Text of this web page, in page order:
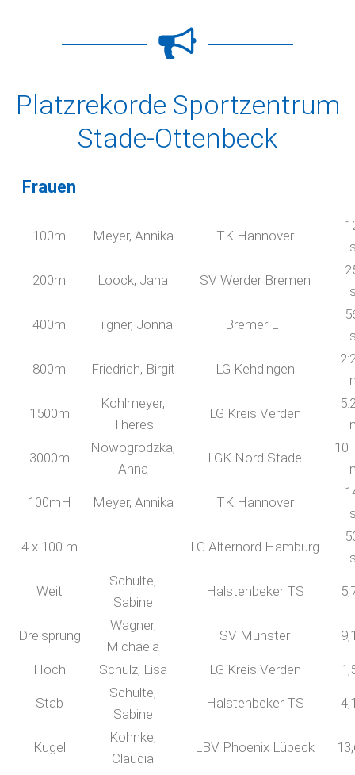
Platzrekorde Sportzentrum
Stade-Ottenbeck
Frauen
100m Meyer, Annika TK Hannover
200m Loock, Jana SV Werder Bremen
400m Tilgner, Jonna Bremer LT
800m Friedrich, Birgit LG Kehdingen
1500m
Kohlmeyer,
Theres
LG Kreis Verden
3000m
Nowogrodzka,
Anna
LGK Nord Stade
10
100mH Meyer, Annika TK Hannover
4 x 100 m LG Alternord Hamburg
Weit
Schulte,
Sabine
Halstenbeker TS
Dreisprung
Wagner,
Michaela
SV Munster
Hoch Schulz, Lisa LG Kreis Verden
Stab
Schulte,
Sabine
Halstenbeker TS
Kugel
Kohnke,
Claudia
LBV Phoenix Lübeck